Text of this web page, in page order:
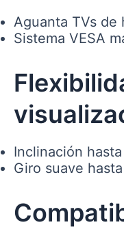
Aguanta TVs de
Sistema VESA
Inclinación
Giro suave